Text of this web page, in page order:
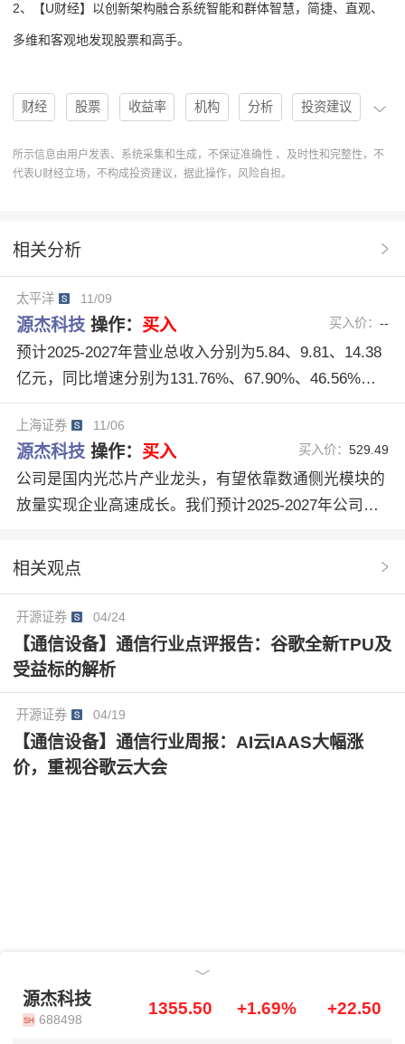
2、【U财经】以创新架构融合系统智能和群体智慧，简捷、直观、
多维和客观地发现股票和高手。
财经 股票 收益率 机构 分析 投资建议
买入 天风证券 高手 协作 操作 U人物
股票投资
所示信息由用户发表、系统采集和生成，不保证准确性 、及时性和完整性，不
代表U财经立场，不构成投资建议，据此操作，风险自担。
相关分析
太平洋 11/09
源杰科技 操作： 买入 买入价：--
预计2025-2027年营业总收入分别为5.84、9.81、14.38
亿元，同比增速分别为131.76%、67.90%、46.56%；
归母净利润分别为1.70、3.51、5.37亿元，同比增速分
别为—、105.88%、53.20%，对应25-27年PE分别为26
7X、130X、85X，维持“买入”评级。
上海证券 11/06
源杰科技 操作： 买入 买入价：529.49
公司是国内光芯片产业龙头，有望依靠数通侧光模块的
放量实现企业高速成长。我们预计2025-2027年公司营
1、4.31、6.26亿元，26-27年预计同比增长186.02%、4
相关观点
开源证券 04/24
【通信设备】通信行业点评报告：谷歌全新TPU及
受益标的解析
开源证券 04/19
【通信设备】通信行业周报：AI云IAAS大幅涨
价，重视谷歌云大会
源杰科技
源杰科技
688498
1355.50 +1.69% +22.50